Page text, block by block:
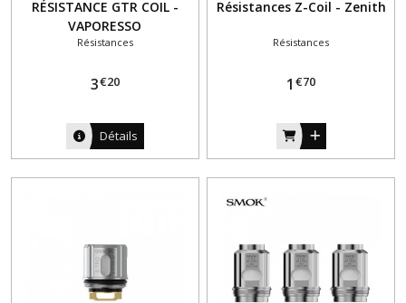
RÉSISTANCE GTR COIL -
VAPORESSO
Résistances
3€20
Détails
Résistances Z-Coil - Zenith
Résistances
1 €70